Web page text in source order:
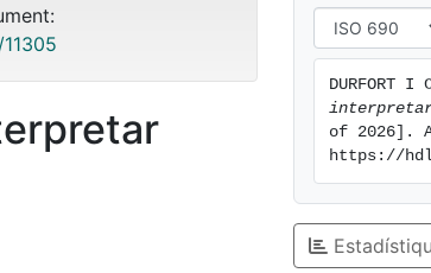
DURFORT I
of 2026].
https://